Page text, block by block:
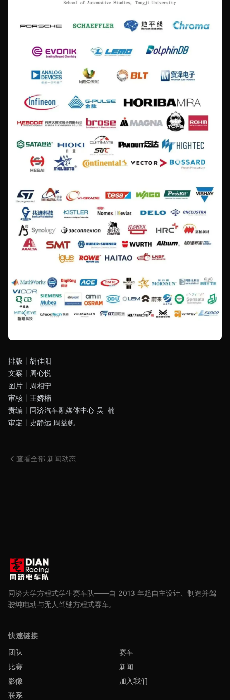
排版丨胡佳阳
文案丨周心悦
图片丨周相宁
审核丨王娇楠
责编丨同济汽车融媒体中心 吴 楠
审定丨史静远 周益帆
查看全部 新闻动态
同济大学方程式学生赛车队——自 2013 年起自主设计、制造并驾
驶纯电动与无人驾驶方程式赛车。
快速链接
团队
赛车
比赛
新闻
影像
加入我们
联系